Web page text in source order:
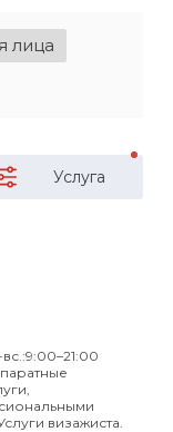
лица
Услуга
визажиста.